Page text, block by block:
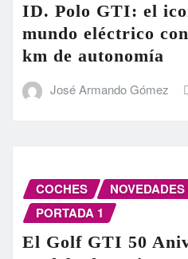
ID. Polo GTI: el
mundo eléctrico
km de autonomía
José Armando Gómez
COCHES
PORTADA 1
El Golf GTI 50